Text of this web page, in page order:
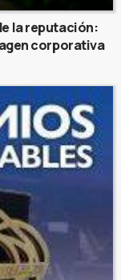
la reputación:
corporativa